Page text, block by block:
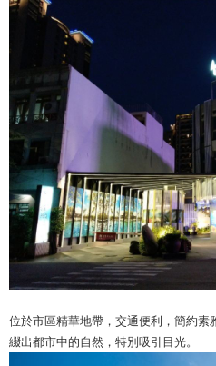
位於市區精華地帶，交通便利，簡約素
綴出都市中的自然，特別吸引目光。